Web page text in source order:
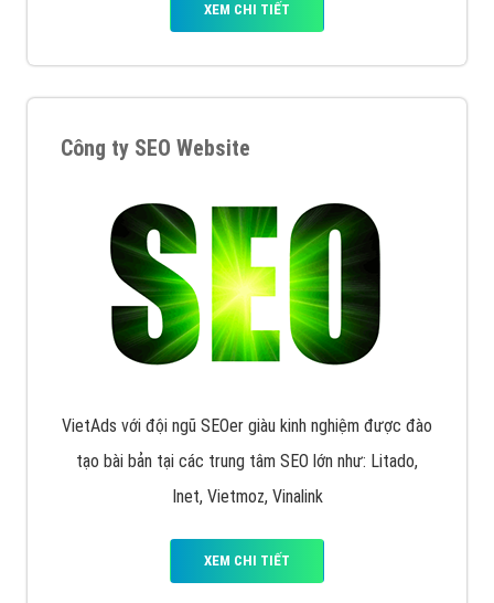
XEM CHI TIẾT
Công ty SEO Website
VietAds với đội ngũ SEOer giàu kinh nghiệm được đào
tạo bài bản tại các trung tâm SEO lớn như: Litado,
Inet, Vietmoz, Vinalink
XEM CHI TIẾT